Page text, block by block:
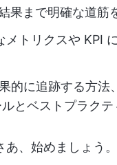
果まで明確な道筋
メトリクスや KPI
的に追跡する方
とベストプラクテ
、始めましょう。